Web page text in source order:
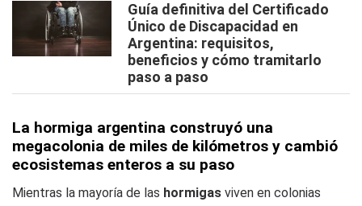
Guía definitiva del Certificado
Único de Discapacidad en
Argentina: requisitos,
beneficios y cómo tramitarlo
paso a paso
La hormiga argentina construyó una
megacolonia de miles de kilómetros y cambió
ecosistemas enteros a su paso
Mientras la mayoría de las hormigas viven en colonias